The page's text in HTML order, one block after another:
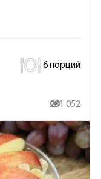
6 порций
281 052